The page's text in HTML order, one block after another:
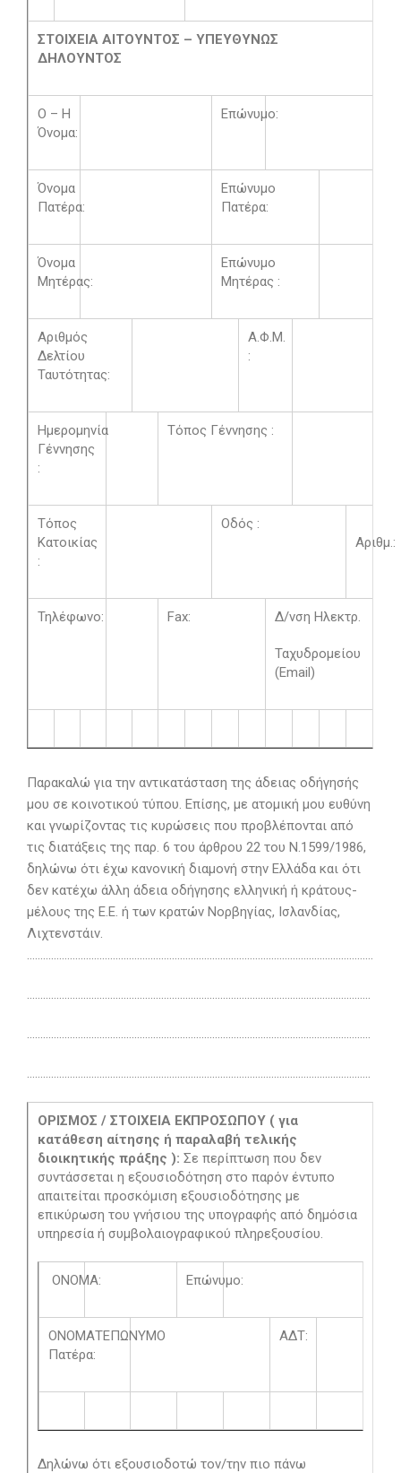
ΣΤΟΙΧΕΙΑ ΑΙΤΟΥΝΤΟΣ – ΥΠΕΥΘΥΝΩΣ
ΔΗΛΟΥΝΤΟΣ
Ο – Η
Όνομα:
Επώνυμο:
Όνομα
Πατέρα:
Επώνυμο
Πατέρα:
Όνομα
Μητέρας:
Επώνυμο
Μητέρας :
Αριθμός
Δελτίου
Ταυτότητας:
Α.Φ.Μ.
:
Ημερομηνία
Γέννησης
:
Τόπος Γέννησης :
Τόπος
Κατοικίας
:
Οδός :
Αριθμ.:
Τηλέφωνο: Fax: Δ/νση Ηλεκτρ.
Ταχυδρομείου
(Email)
Παρακαλώ για την αντικατάσταση της άδειας οδήγησής
μου σε κοινοτικού τύπου. Επίσης, με ατομική μου ευθύνη
και γνωρίζοντας τις κυρώσεις που προβλέπονται από
τις διατάξεις της παρ. 6 του άρθρου 22 του Ν.1599/1986,
δηλώνω ότι έχω κανονική διαμονή στην Ελλάδα και ότι
δεν κατέχω άλλη άδεια οδήγησης ελληνική ή κράτους-
μέλους της Ε.Ε. ή των κρατών Νορβηγίας, Ισλανδίας,
Λιχτενστάιν.
…………………………………………………………………………………………………………………
………………………………………………………………………………………………………………..
………………………………………………………………………………………………………………..
………………………………………………………………………………………………………………..
ΟΡΙΣΜΟΣ / ΣΤΟΙΧΕΙΑ ΕΚΠΡΟΣΩΠΟΥ ( για
κατάθεση αίτησης ή παραλαβή τελικής
διοικητικής πράξης ): Σε περίπτωση που δεν
συντάσσεται η εξουσιοδότηση στο παρόν έντυπο
απαιτείται προσκόμιση εξουσιοδότησης με
επικύρωση του γνήσιου της υπογραφής από δημόσια
υπηρεσία ή συμβολαιογραφικού πληρεξουσίου.
ΟΝΟΜΑ: Επώνυμο:
ΟΝΟΜΑΤΕΠΩΝΥΜΟ
Πατέρα:
ΑΔΤ:
Δηλώνω ότι εξουσιοδοτώ τον/την πιο πάνω